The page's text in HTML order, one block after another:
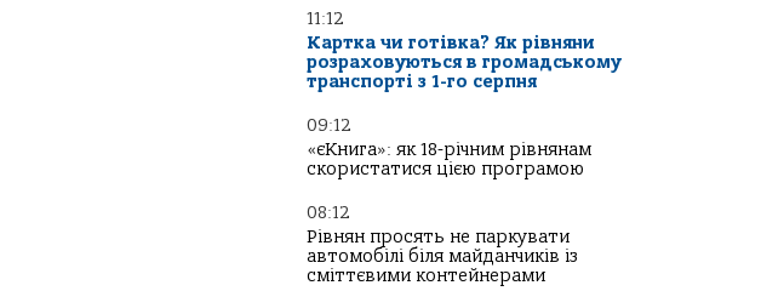
11:12
Картка чи готівка? Як рівняни
розраховуються в громадському
транспорті з 1-го серпня
09:12
«єКнига»: як 18-річним рівнянам
скористатися цією програмою
08:12
Рівнян просять не паркувати
автомобілі біля майданчиків із
сміттєвими контейнерами